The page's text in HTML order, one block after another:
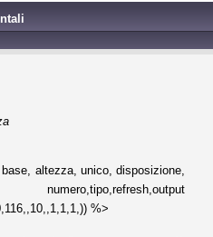
altezza, unico, disposizione,
%>